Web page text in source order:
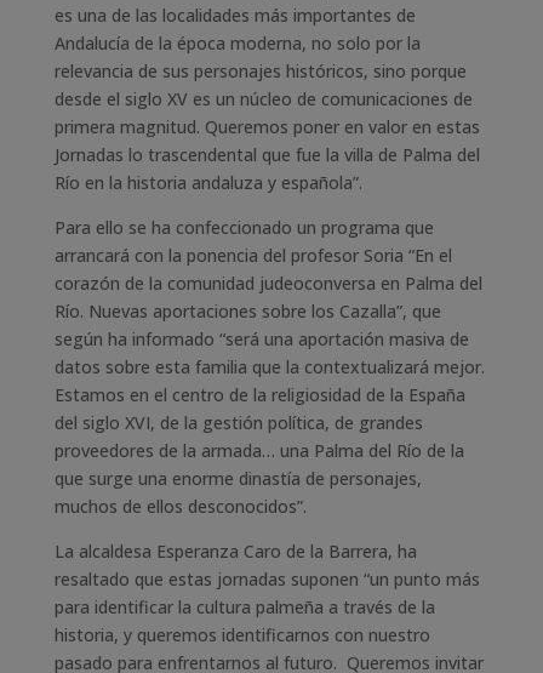
es una de las localidades más importantes de
Andalucía de la época moderna, no solo por la
relevancia de sus personajes históricos, sino porque
desde el siglo XV es un núcleo de comunicaciones de
primera magnitud. Queremos poner en valor en estas
Jornadas lo trascendental que fue la villa de Palma del
Río en la historia andaluza y española”.
Para ello se ha confeccionado un programa que
arrancará con la ponencia del profesor Soria “En el
corazón de la comunidad judeoconversa en Palma del
Río. Nuevas aportaciones sobre los Cazalla”, que
según ha informado “será una aportación masiva de
datos sobre esta familia que la contextualizará mejor.
Estamos en el centro de la religiosidad de la España
del siglo XVI, de la gestión política, de grandes
proveedores de la armada… una Palma del Río de la
que surge una enorme dinastía de personajes,
muchos de ellos desconocidos”.
La alcaldesa Esperanza Caro de la Barrera, ha
resaltado que estas jornadas suponen “un punto más
para identificar la cultura palmeña a través de la
historia, y queremos identificarnos con nuestro
pasado para enfrentarnos al futuro. Queremos invitar